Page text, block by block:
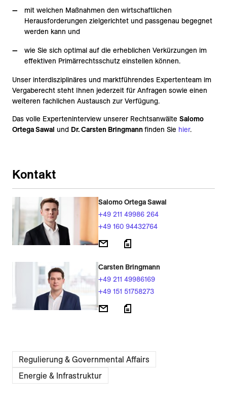
mit welchen Maßnahmen den wirtschaftlichen
Herausforderungen zielgerichtet und passgenau begegnet
werden kann und
wie Sie sich optimal auf die erheblichen Verkürzungen im
effektiven Primärrechtsschutz einstellen können.
Unser interdisziplinäres und marktführendes Expertenteam im
Vergaberecht steht Ihnen jederzeit für Anfragen sowie einen
weiteren fachlichen Austausch zur Verfügung.
Das volle Experteninterview unserer Rechtsanwälte Salomo
Ortega Sawal und Dr. Carsten Bringmannfinden Sie hier.
Kontakt
Salomo Ortega Sawal
+49 211 49986 264
+49 160 94432764
Carsten Bringmann
+49 211 49986169
+49 151 51758273
Regulierung & Governmental Affairs
Energie & Infrastruktur